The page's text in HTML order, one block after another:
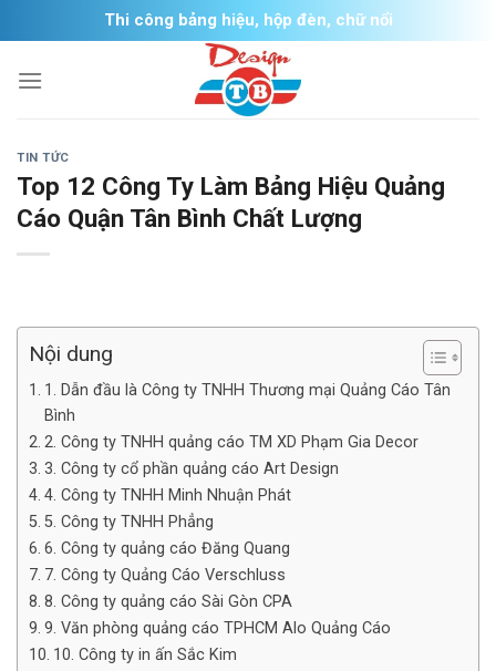
to
content
Thi công bảng hiệu, hộp đèn, chữ nổi
TIN TỨC
Top 12 Công Ty Làm Bảng Hiệu Quảng
Cáo Quận Tân Bình Chất Lượng
Nội dung
1. Dẫn đầu là Công ty TNHH Thương mại Quảng Cáo Tân
Bình
2. Công ty TNHH quảng cáo TM XD Phạm Gia Decor
3. Công ty cổ phần quảng cáo Art Design
4. Công ty TNHH Minh Nhuận Phát
5. Công ty TNHH Phẳng
6. Công ty quảng cáo Đăng Quang
7. Công ty Quảng Cáo Verschluss
8. Công ty quảng cáo Sài Gòn CPA
9. Văn phòng quảng cáo TPHCM Alo Quảng Cáo
10. Công ty in ấn Sắc Kim